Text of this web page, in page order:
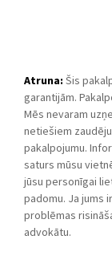
Atruna: Šis
garantijām.
Mēs nevaram
netiešiem
pakalpojumu.
saturs mūsu
jūsu personīgai
padomu. Ja jums
problēmas
advokātu.